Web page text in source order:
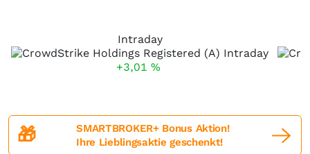
Intraday
+3,01 %
🎁
SMARTBROKER+ Bonus Aktion!
Ihre Lieblingsaktie geschenkt!